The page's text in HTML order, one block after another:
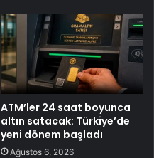
ATM’ler 24 saat boyunca
altın satacak: Türkiye’de
yeni dönem başladı
Ağustos 6, 2026